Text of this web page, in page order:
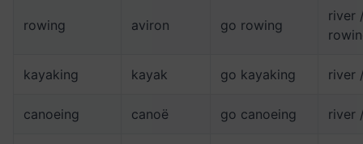
rowing aviron go rowing
river
kayaking kayak go kayaking river
canoeing canoë go canoeing river